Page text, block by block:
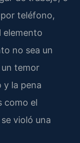
teléfono,
elemento
no sea un
temor
y la pena
como el
violó una